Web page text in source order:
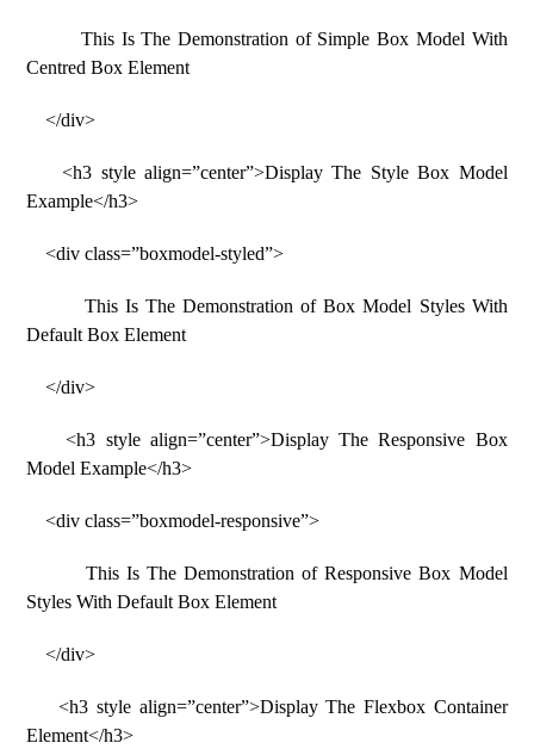
This Is The Demonstration of Simple Box Model With
Centred Box Element
</div>
<h3 style align=”center”>Display The Style Box Model
Example</h3>
<div class=”boxmodel-styled”>
This Is The Demonstration of Box Model Styles With
Default Box Element
</div>
<h3 style align=”center”>Display The Responsive Box
Model Example</h3>
<div class=”boxmodel-responsive”>
This Is The Demonstration of Responsive Box Model
Styles With Default Box Element
</div>
<h3 style align=”center”>Display The Flexbox Container
Element</h3>